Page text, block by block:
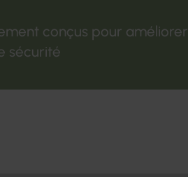
conçus pour améliorer
sécurité